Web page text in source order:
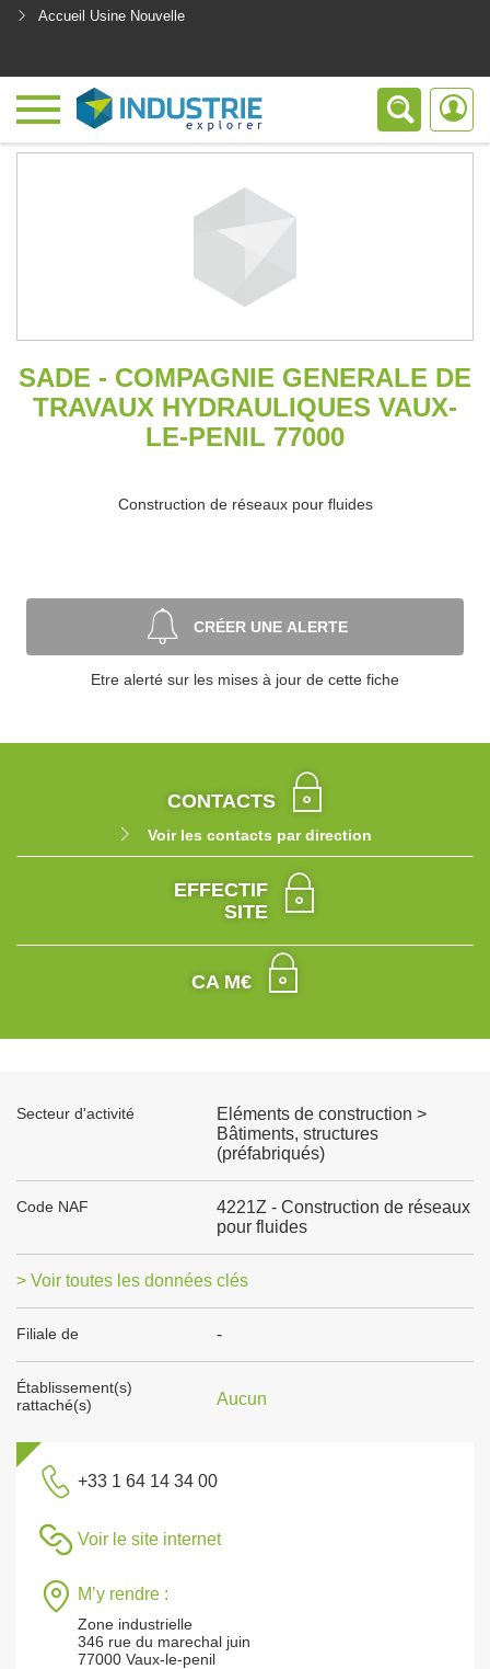
Accueil Usine Nouvelle
SADE - COMPAGNIE GENERALE DE
TRAVAUX HYDRAULIQUES VAUX-
LE-PENIL 77000
Construction de réseaux pour fluides
CRÉER UNE ALERTE
Etre alerté sur les mises à jour de cette fiche
CONTACTS
Voir les contacts par direction
EFFECTIF
SITE
CA M€
Secteur d'activité
Eléments de construction >
Bâtiments, structures
(préfabriqués)
Code NAF
4221Z - Construction de réseaux
pour fluides
> Voir toutes les données clés
Filiale de -
Établissement(s)
rattaché(s)
Aucun
+33 1 64 14 34 00
Voir le site internet
M’y rendre :
Zone industrielle
346 rue du marechal juin
77000 Vaux-le-penil